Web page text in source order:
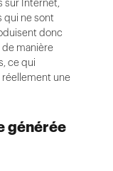
sur Internet,
qui ne sont
donc
manière
ce qui
une
générée